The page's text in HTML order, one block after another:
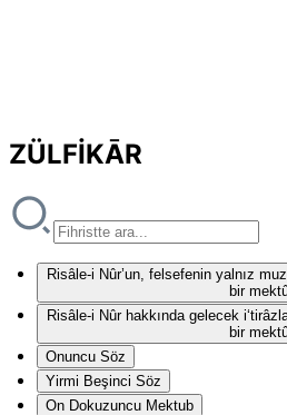
ZÜLFİKĀR
Risâle-i Nûr’un, felsefenin yalnız
bir
Risâle-i Nûr hakkında gelecek
bir
Onuncu Söz
Yirmi Beşinci Söz
On Dokuzuncu Mektub